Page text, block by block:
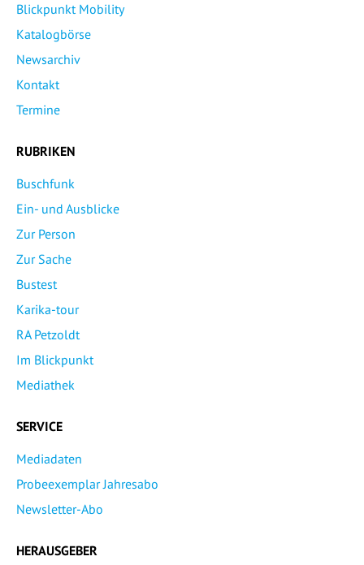
Blickpunkt Mobility
Katalogbörse
Newsarchiv
Kontakt
Termine
RUBRIKEN
Buschfunk
Ein- und Ausblicke
Zur Person
Zur Sache
Bustest
Karika-tour
RA Petzoldt
Im Blickpunkt
Mediathek
SERVICE
Mediadaten
Probeexemplar Jahresabo
Newsletter-Abo
HERAUSGEBER